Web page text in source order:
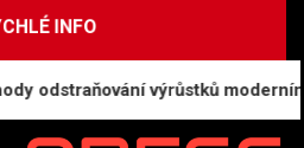
INFO
výrůstků moderním CO₂